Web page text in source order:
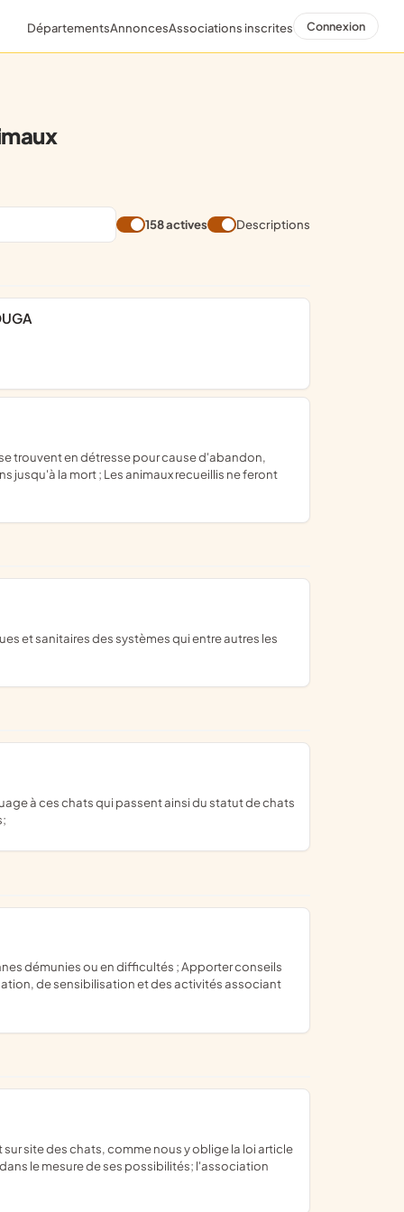
DépartementsAnnoncesAssociations inscrites Connexion
158 actives Descriptions
jusqu'à la mort ; Les animaux recueillis ne feront
de sensibilisation et des activités associant
le mesure de ses possibilités; l'association